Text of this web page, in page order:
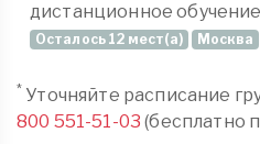
дистанционное обучение
Осталось 12 мест(а) Москва
* Уточняйте расписание
800 551-51-03 (бесплатно